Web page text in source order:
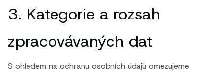
3. Kategorie a rozsah
zpracovávaných dat
S ohledem na ochranu osobních údajů omezujeme